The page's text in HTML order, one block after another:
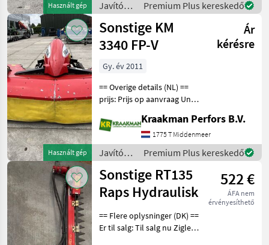
Használt gép
combinati
Javítókészletek
és
alkatrészek
/
Sonstige
Premium Plus kereskedő
Használt gép
Sonstige KM
3340 FP-V
Ár
kérésre
Gy. év 2011
== Overige details (NL) ==
prijs: Prijs op aanvraag Unit:
frontmaaier Werkbreedte:
3, 34M aantal schotels :4
stelbare zwadschijven
Aankoppe
Kraakman Perfors B.V.
1775 T Middenmeer
Javítókészletek
és
alkatrészek
/
Sonstige
Premium Plus kereskedő
Sonstige RT135
Raps Hydraulisk
522 €
ÁFA nem
érvényesíthető
== Flere oplysninger (DK) ==
Er til salg: Til salg nu Zigler